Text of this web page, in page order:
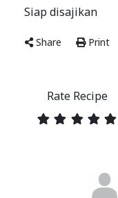
Siap disajikan
Share Print
Rate Recipe